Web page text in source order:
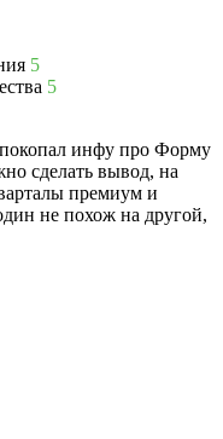
5
5
инфу про Форму
сделать вывод, на
премиум и
не похож на другой,